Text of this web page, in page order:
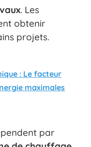
. Les
obtenir
projets.
: Le facteur
maximales
par